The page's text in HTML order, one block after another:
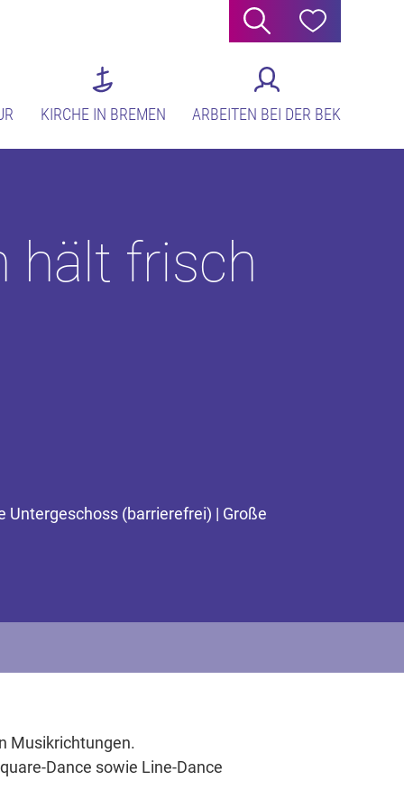
Suche Hilfe
KIRCHE IN BREMEN ARBEITEN BEI DER BEK
hält frisch
Untergeschoss (barrierefrei) | Große
Musikrichtungen.
Dance sowie Line-Dance